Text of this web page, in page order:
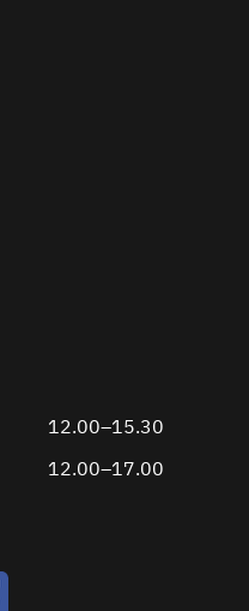
12.00–15.30
12.00–17.00